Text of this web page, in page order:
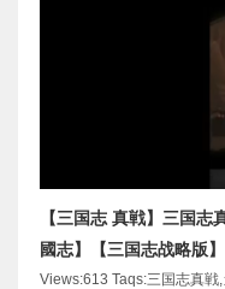
【三国志 真戦】三国
國志】【三国志战略版】
Views:613 Taqs:三国志真